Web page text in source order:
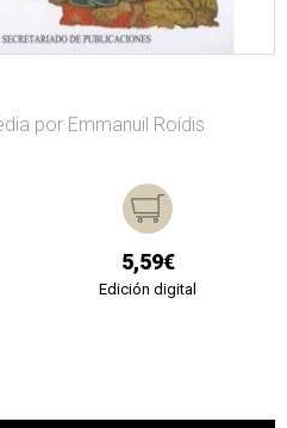
por Emmanuil Roídis
5,59€
Edición digital